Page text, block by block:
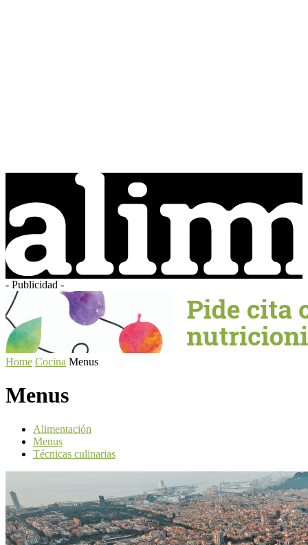
- Publicidad -
Home Cocina Menus
Menus
Alimentación
Menus
Técnicas culinarias